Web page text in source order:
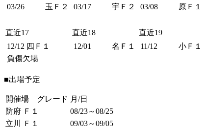
03/26
玉Ｆ２ 03/17 宇Ｆ２ 03/08 原Ｆ１
直近17
直近18 直近19
12/12 四Ｆ１
負傷欠場
12/01 名Ｆ１ 11/12 小Ｆ１
■出場予定
開催場 グレード 月/日
防府 Ｆ１
08/23～08/25
立川 Ｆ１
09/03～09/05